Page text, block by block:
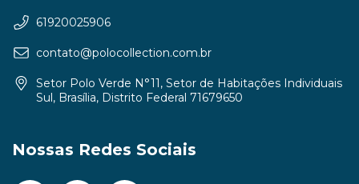
61920025906
contato@polocollection.com.br
Setor Polo Verde N°11, Setor de Habitações Individuais
Sul, Brasília, Distrito Federal 71679650
Nossas Redes Sociais